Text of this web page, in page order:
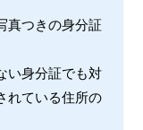
真つきの身分証
い身分証でも対
れている住所の